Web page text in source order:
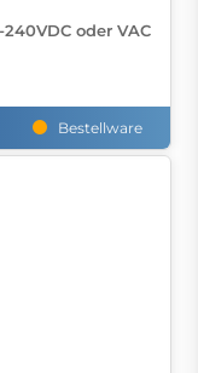
240VDC oder VAC
Bestellware